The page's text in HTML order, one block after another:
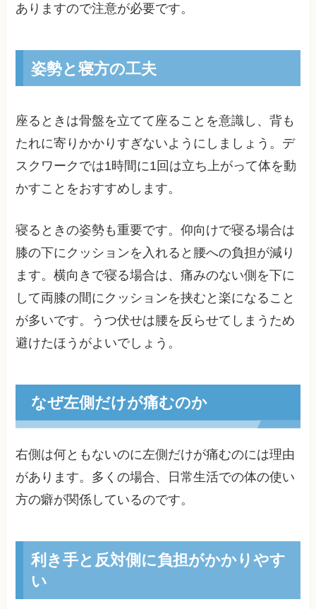
ありますので注意が必要です。
姿勢と寝方の工夫
座るときは骨盤を立てて座ることを意識し、背も
たれに寄りかかりすぎないようにしましょう。デ
スクワークでは1時間に1回は立ち上がって体を動
かすことをおすすめします。
寝るときの姿勢も重要です。仰向けで寝る場合は
膝の下にクッションを入れると腰への負担が減り
ます。横向きで寝る場合は、痛みのない側を下に
して両膝の間にクッションを挟むと楽になること
が多いです。うつ伏せは腰を反らせてしまうため
避けたほうがよいでしょう。
なぜ左側だけが痛むのか
右側は何ともないのに左側だけが痛むのには理由
があります。多くの場合、日常生活での体の使い
方の癖が関係しているのです。
利き手と反対側に負担がかかりやす
い